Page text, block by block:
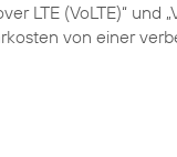
LTE (VoLTE)“ und
von einer